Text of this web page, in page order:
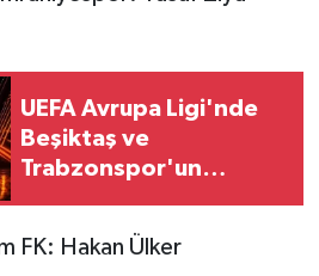
UEFA Avrupa Ligi'nde
Beşiktaş ve
Trabzonspor'un
FK: Hakan Ülker